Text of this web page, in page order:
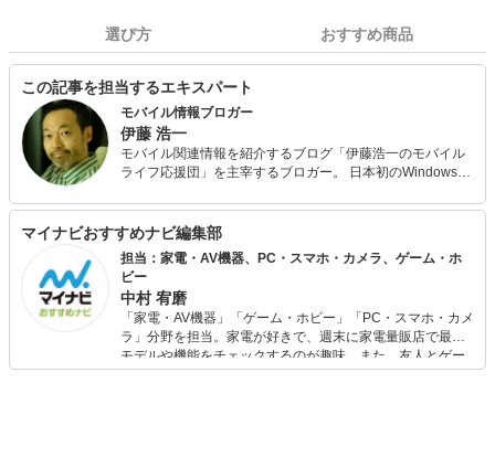
選び方 おすすめ商品
この記事を担当するエキスパート
モバイル情報ブロガー
伊藤 浩一
モバイル関連情報を紹介するブログ「伊藤浩一のモバイル
ライフ応援団」を主宰するブロガー。 日本初のWindows
「Androidスゴ技BOOK」（共著、ソフトバンククリエイテ
ィブ）などの著書も持つ。
マイナビおすすめナビ編集部
担当：家電・AV機器、PC・スマホ・カメラ、ゲーム・ホ
ビー
中村 宥磨
「家電・AV機器」「ゲーム・ホビー」「PC・スマホ・カメ
ラ」分野を担当。家電が好きで、週末に家電量販店で最新
モデルや機能をチェックするのが趣味。また、友人とゲー
ムを楽しみながら、新作タイトルやイベント情報もいち早